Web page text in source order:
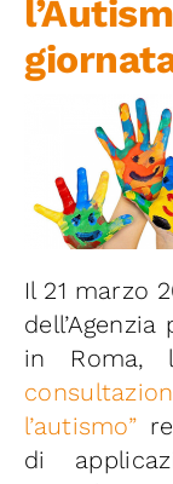
Iniziative
News ed Eventi
Contatti
Piattaforma
Piattaforma
Il 21 marzo
in Roma,
l’autismo”
di